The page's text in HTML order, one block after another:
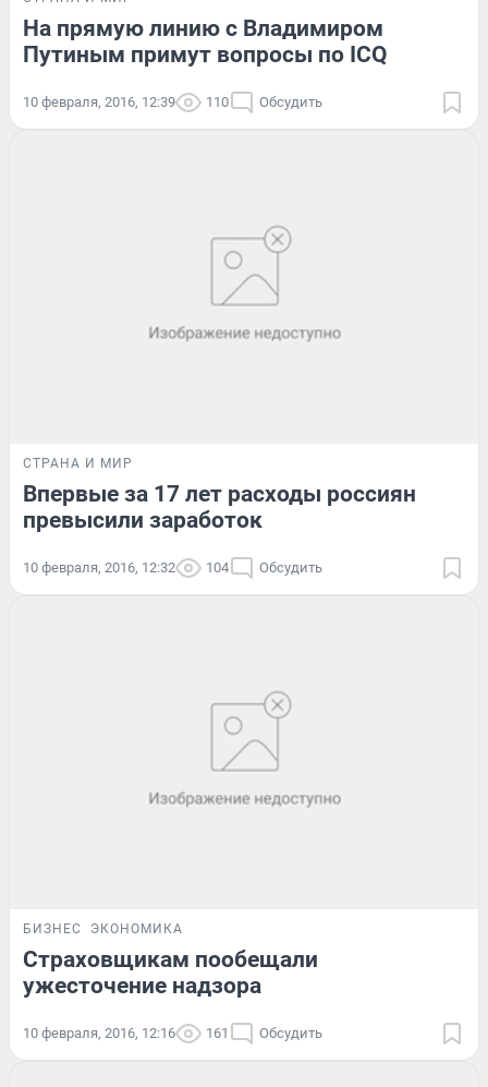
На прямую линию с Владимиром
Путиным примут вопросы по ICQ
10 февраля, 2016, 12:39 110 Обсудить
СТРАНА И МИР
Впервые за 17 лет расходы россиян
превысили заработок
10 февраля, 2016, 12:32 104 Обсудить
БИЗНЕС ЭКОНОМИКА
Страховщикам пообещали
ужесточение надзора
10 февраля, 2016, 12:16 161 Обсудить